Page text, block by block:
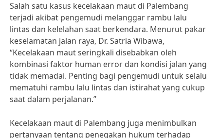
Salah satu kasus kecelakaan maut di Palembang
terjadi akibat pengemudi melanggar rambu lalu
lintas dan kelelahan saat berkendara. Menurut pakar
keselamatan jalan raya, Dr. Satria Wibawa,
“Kecelakaan maut seringkali disebabkan oleh
kombinasi faktor human error dan kondisi jalan yang
tidak memadai. Penting bagi pengemudi untuk selalu
mematuhi rambu lalu lintas dan istirahat yang cukup
saat dalam perjalanan.”
Kecelakaan maut di Palembang juga menimbulkan
pertanyaan tentang penegakan hukum terhadap